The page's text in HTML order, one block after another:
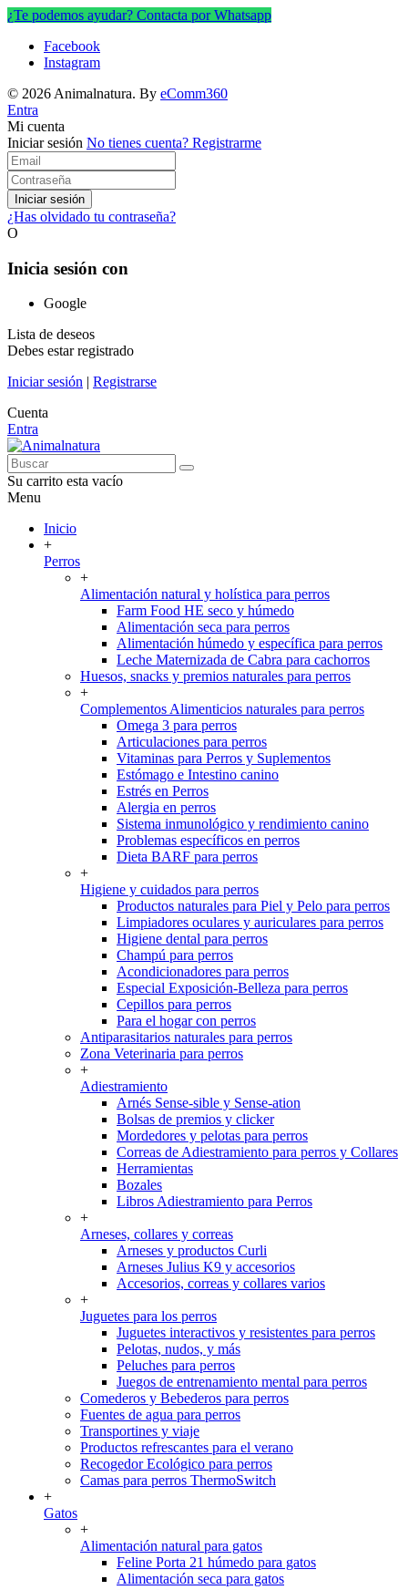
¿Te podemos ayudar? Contacta por Whatsapp
Facebook
Instagram
© 2026 Animalnatura. By eComm360
Entra
Mi cuenta
Iniciar sesión No tienes cuenta? Registrarme
Iniciar sesión
¿Has olvidado tu contraseña?
O
Inicia sesión con
Google
Lista de deseos
Debes estar registrado
Iniciar sesión | Registrarse
Cuenta
Entra
Su carrito esta vacío
Menu
Inicio
+
Perros
+
Alimentación natural y holística para perros
Farm Food HE seco y húmedo
Alimentación seca para perros
Alimentación húmedo y específica para perros
Leche Maternizada de Cabra para cachorros
Huesos, snacks y premios naturales para perros
+
Complementos Alimenticios naturales para perros
Omega 3 para perros
Articulaciones para perros
Vitaminas para Perros y Suplementos
Estómago e Intestino canino
Estrés en Perros
Alergia en perros
Sistema inmunológico y rendimiento canino
Problemas específicos en perros
Dieta BARF para perros
+
Higiene y cuidados para perros
Productos naturales para Piel y Pelo para perros
Limpiadores oculares y auriculares para perros
Higiene dental para perros
Champú para perros
Acondicionadores para perros
Especial Exposición-Belleza para perros
Cepillos para perros
Para el hogar con perros
Antiparasitarios naturales para perros
Zona Veterinaria para perros
+
Adiestramiento
Arnés Sense-sible y Sense-ation
Bolsas de premios y clicker
Mordedores y pelotas para perros
Correas de Adiestramiento para perros y Collares
Herramientas
Bozales
Libros Adiestramiento para Perros
+
Arneses, collares y correas
Arneses y productos Curli
Arneses Julius K9 y accesorios
Accesorios, correas y collares varios
+
Juguetes para los perros
Juguetes interactivos y resistentes para perros
Pelotas, nudos, y más
Peluches para perros
Juegos de entrenamiento mental para perros
Comederos y Bebederos para perros
Fuentes de agua para perros
Transportines y viaje
Productos refrescantes para el verano
Recogedor Ecológico para perros
Camas para perros ThermoSwitch
+
Gatos
+
Alimentación natural para gatos
Feline Porta 21 húmedo para gatos
Alimentación seca para gatos